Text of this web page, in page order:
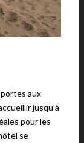
aux
jusqu’à
pour les
se